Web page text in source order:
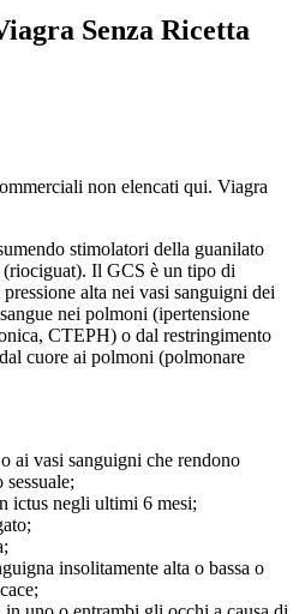
Senza Ricetta
non elencati qui. Viagra
stimolatori della guanilato
Il GCS è un tipo di
alta nei vasi sanguigni dei
nei polmoni (ipertensione
CTEPH) o dal restringimento
cuore ai polmoni (polmonare
ai vasi sanguigni che rendono
ictus negli ultimi 6 mesi;
insolitamente alta o bassa o